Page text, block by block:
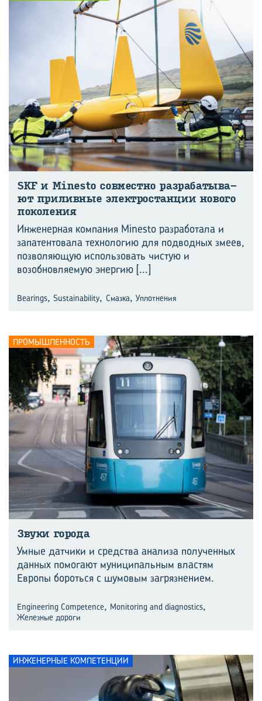
SKF и Minesto сов­мест­но раз­ра­ба­ты­ва­
ют при­лив­ные элек­тро­стан­ции но­во­го
по­ко­ле­ния
Инженерная компания Minesto разработала и
запатентовала технологию для подводных змеев,
позволяющую использовать чистую и
возобновляемую энергию [...]
Bearings, Sustainability, Смазка, Уплотнения
ПРОМЫШЛЕННОСТЬ
Звуки го­ро­да
Умные датчики и средства анализа полученных
данных помогают муниципальным властям
Европы бороться с шумовым загрязнением.
Engineering Competence, Monitoring and diagnostics,
Железные дороги
ИНЖЕНЕРНЫЕ КОМПЕТЕНЦИИ